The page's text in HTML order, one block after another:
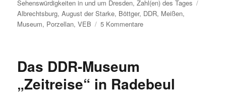
Sehenswürdigkeiten in und um Dresden,Zahl(en) des Tages
Albrechtsburg,August der Starke, Böttger, DDR, Meißen,
Museum, Porzellan,VEB 5 Kommentarezu
in
Das DDR-Museum
„Zeitreise“ in Radebeul